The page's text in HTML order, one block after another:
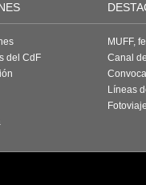
del CdF
MUFF,
Canal
Líneas